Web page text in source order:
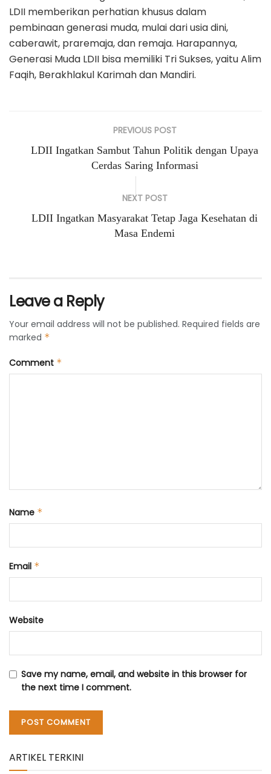
LDII memberikan perhatian khusus dalam
pembinaan generasi muda, mulai dari usia dini,
caberawit, praremaja, dan remaja. Harapannya,
Generasi Muda LDII bisa memiliki Tri Sukses, yaitu Alim
Faqih, Berakhlakul Karimah dan Mandiri.
PREVIOUS POST
LDII Ingatkan Sambut Tahun Politik dengan Upaya
Cerdas Saring Informasi
NEXT POST
LDII Ingatkan Masyarakat Tetap Jaga Kesehatan di
Masa Endemi
Leave a Reply
Your email address will not be published. Required fields are
marked *
Comment *
Name *
Email *
Website
Save my name, email, and website in this browser for
the next time I comment.
ARTIKEL TERKINI